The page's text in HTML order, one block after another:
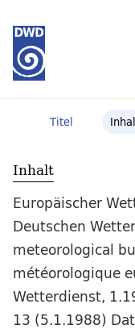
Titel
Inhalt
Europäischer
Deutschen
meteorological
météorologique
Wetterdienst,
13 (5.1.1988)